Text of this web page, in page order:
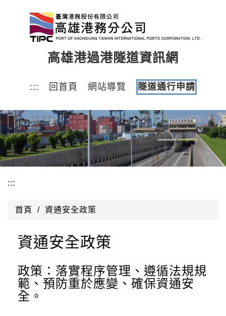
高雄港過港隧道資訊網
::: 回首頁 網站導覽 隧道通行申請
:::
首頁 資通安全政策
資通安全政策
政策：落實程序管理、遵循法規規
範、預防重於應變、確保資通安
全。